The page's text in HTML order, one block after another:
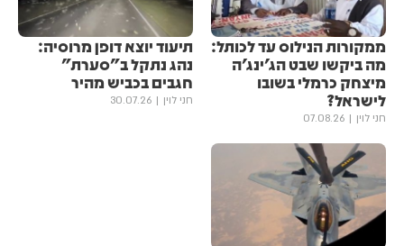
ממקורות הנילוס עד לכותל:
מה ביקשו שבט הג'ינג'ה
מיצחק כרמלי בשובו
לישראל?
חני לוין 07.08.26
תיעוד יוצא דופן מרוסיה:
נהג נתקל ב"סערת"
חגבים בכביש מהיר
חני לוין 30.07.26